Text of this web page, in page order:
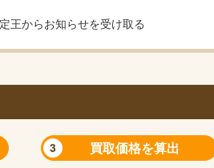
王からお知らせを受け取る
3 買取価格を算出